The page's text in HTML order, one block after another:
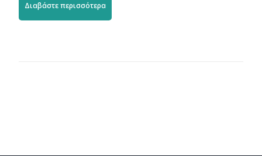
Διαβάστε περισσότερα